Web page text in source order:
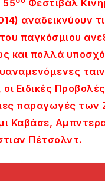
55
Φεστιβάλ
αναδεικνύουν
παγκόσμιου
και πολλά
Ειδικές
παραγωγές των
Καβάσε,
Πέτσολντ.